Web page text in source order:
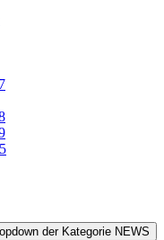
der Kategorie NEWS